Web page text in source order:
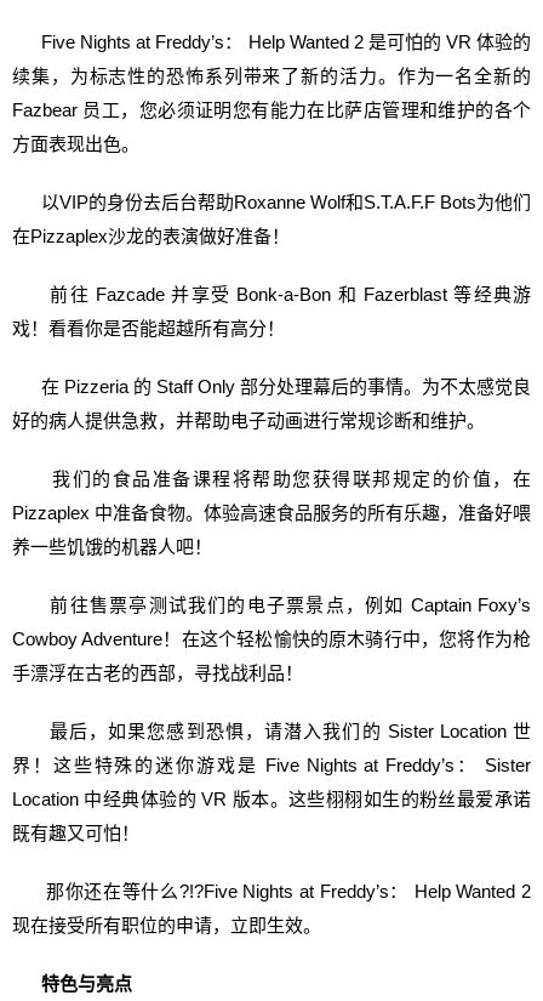
Five Nights at Freddy’s： Help Wanted 2 是可怕的 VR 体验的
续集，为标志性的恐怖系列带来了新的活力。作为一名全新的
Fazbear 员工，您必须证明您有能力在比萨店管理和维护的各个
方面表现出色。
以VIP的身份去后台帮助Roxanne Wolf和S.T.A.F.F Bots为他们
在Pizzaplex沙龙的表演做好准备！
前往 Fazcade 并享受 Bonk-a-Bon 和 Fazerblast 等经典游
戏！看看你是否能超越所有高分！
在 Pizzeria 的 Staff Only 部分处理幕后的事情。为不太感觉良
好的病人提供急救，并帮助电子动画进行常规诊断和维护。
我们的食品准备课程将帮助您获得联邦规定的价值，在
Pizzaplex 中准备食物。体验高速食品服务的所有乐趣，准备好喂
养一些饥饿的机器人吧！
前往售票亭测试我们的电子票景点，例如 Captain Foxy’s
Cowboy Adventure！在这个轻松愉快的原木骑行中，您将作为枪
手漂浮在古老的西部，寻找战利品！
最后，如果您感到恐惧，请潜入我们的 Sister Location 世
界！这些特殊的迷你游戏是 Five Nights at Freddy’s： Sister
Location 中经典体验的 VR 版本。这些栩栩如生的粉丝最爱承诺
既有趣又可怕！
那你还在等什么?!?Five Nights at Freddy’s： Help Wanted 2
现在接受所有职位的申请，立即生效。
特色与亮点